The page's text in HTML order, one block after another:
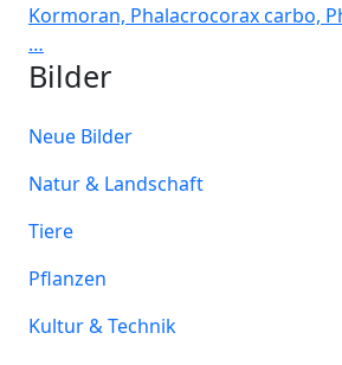
Kormoran, Phalacrocorax carbo,
…
Bilder
Neue Bilder
Natur & Landschaft
Tiere
Pflanzen
Kultur & Technik